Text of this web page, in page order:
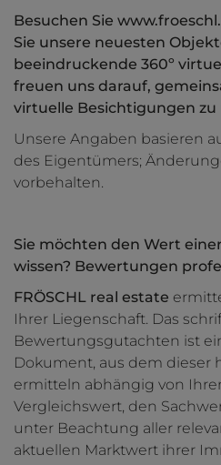
Besuchen Sie
Sie unsere neuesten
beeindruckende 360º
freuen uns darauf,
virtuelle Besichtigungen
Unsere Angaben basieren
des Eigentümers;
vorbehalten.
Sie möchten den Wert
wissen? Bewertungen
FRÖSCHL real estate
Ihrer Liegenschaft. Das
Bewertungsgutachten ist
Dokument, aus dem dieser
ermitteln abhängig von
Vergleichswert, den
unter Beachtung aller
aktuellen Marktwert ihrer